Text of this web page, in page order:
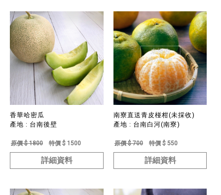
香華哈密瓜
產地 : 台南後壁
原價 $ 1800 特價 $ 1500
詳細資料
南寮直送青皮椪柑(未採收)
產地 : 台南白河(南寮)
原價 $ 700 特價 $ 550
詳細資料